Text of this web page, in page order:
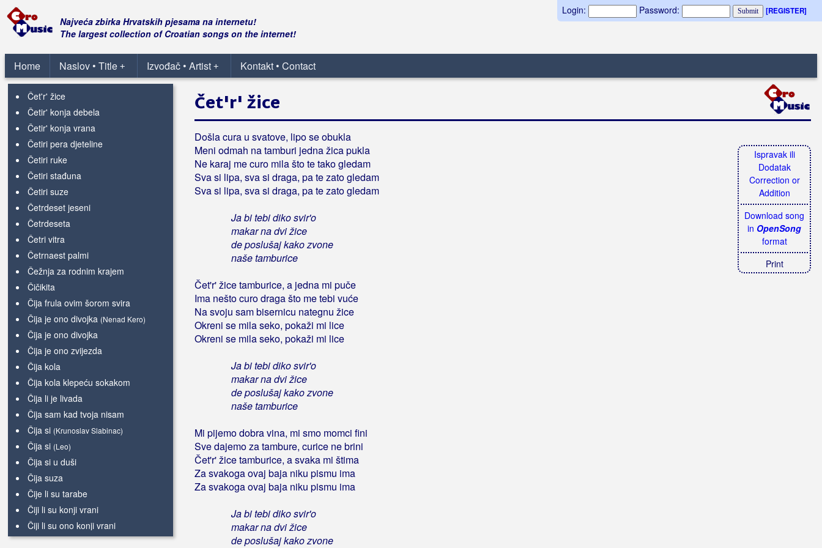
Login: Password: [REGISTER]
Najveća zbirka Hrvatskih pjesama na internetu!
The largest collection of Croatian songs on the internet!
Home +
Naslov • Title +
Izvođač • Artist Kontakt • Contact
Čestitka imendanu
Često
Često pitam za tebe
Često puta lutam gradom
Čet'r' žice
Četir' konja debela
Četir' konja vrana
Četiri pera djeteline
Četiri ruke
Četiri stađuna
Četiri suze
Četrdeset jeseni
Četrdeseta
Četri vitra
Četrnaest palmi
Čežnja za rodnim krajem
Čičikita
Čija frula ovim šorom svira
Čija je ono divojka (Nenad Kero)
Čija je ono divojka
Čija je ono zvijezda
Čija kola
Čija kola klepeću sokakom
Čija li je livada
Čija sam kad tvoja nisam
Čija si (Krunoslav Slabinac)
Čija si (Leo)
Čija si u duši
Čija suza
Čije li su tarabe
Čiji li su konji vrani
Čiji li su ono konji vrani
Čiji su ono svatovi
Ispravak ili
Dodatak
Correction or
Addition
Download song
in OpenSong
format
Print
Čet'r' žice
Došla cura u svatove, lipo se obukla
Meni odmah na tamburi jedna žica pukla
Ne karaj me curo mila što te tako gledam
Sva si lipa, sva si draga, pa te zato gledam
Sva si lipa, sva si draga, pa te zato gledam
Ja bi tebi diko svir'o
makar na dvi žice
de poslušaj kako zvone
naše tamburice
Čet'r' žice tamburice, a jedna mi puče
Ima nešto curo draga što me tebi vuće
Na svoju sam bisernicu nategnu žice
Okreni se mila seko, pokaži mi lice
Okreni se mila seko, pokaži mi lice
Ja bi tebi diko svir'o
makar na dvi žice
de poslušaj kako zvone
naše tamburice
Mi pijemo dobra vina, mi smo momci fini
Sve dajemo za tambure, curice ne brini
Čet'r' žice tamburice, a svaka mi štima
Za svakoga ovaj baja niku pismu ima
Za svakoga ovaj baja niku pismu ima
Ja bi tebi diko svir'o
makar na dvi žice
de poslušaj kako zvone